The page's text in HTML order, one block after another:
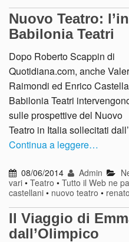
Nuovo Teatro:
Babilonia Teatri
Dopo Roberto Scappin di
Quotidiana.com, anche
Raimondi ed Enrico
Babilonia Teatri
sulle prospettive del Nuovo
Teatro in Italia sollecitati
Continua a leggere…
08/06/2014 Admin
vari • Teatro • Tutto il Web ne
castellani • nuovo teatro •
Il Viaggio di
dall’Olimpico